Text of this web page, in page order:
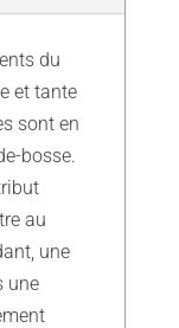
du
et tante
sont en
bosse.
au
une
une